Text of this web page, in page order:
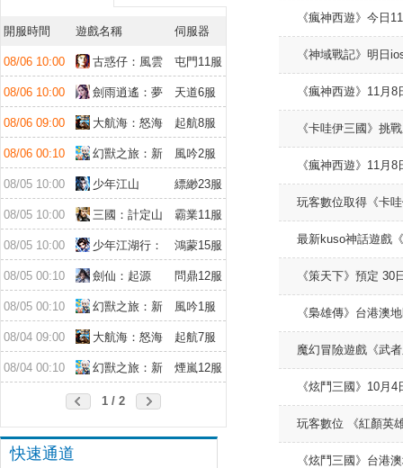
開服時間 遊戲名稱 伺服器
08/06 10:00
古惑仔：風雲
再起
屯門11服
08/06 10:00
劍雨逍遙：夢
幻仙緣
天道6服
08/06 09:00
大航海：怒海
遠征
起航8服
08/06 00:10
幻獸之旅：新
紀元
風吟2服
08/05 10:00 少年江山 縹緲23服
08/05 10:00
三國：計定山
河
霸業11服
08/05 10:00
少年江湖行：
福利版
鴻蒙15服
08/05 00:10 劍仙：起源 問鼎12服
08/05 00:10
幻獸之旅：新
紀元
風吟1服
08/04 09:00
大航海：怒海
遠征
起航7服
08/04 00:10
幻獸之旅：新
煙嵐12服
1 / 2
快速通道
《瘋神西遊》今日
《神域戰記》明日
《瘋神西遊》11月
《卡哇伊三國》挑
《瘋神西遊》11月
玩客數位取得《卡
最新kuso神話遊戲
《策天下》預定
《梟雄傳》台港澳
魔幻冒險遊戲《武
《炫鬥三國》10月
玩客數位 《紅顏英
《炫鬥三國》台港